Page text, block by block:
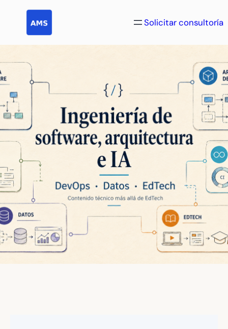
contenido
Solicitar consultoría